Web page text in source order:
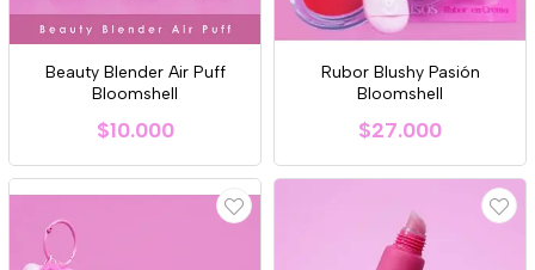
Beauty Blender Air Puff
Bloomshell
$10.000
Rubor Blushy Pasión
Bloomshell
$27.000